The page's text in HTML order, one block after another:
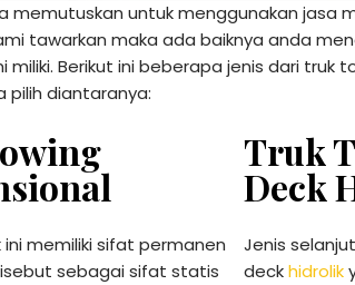
memutuskan untuk menggunakan jasa
tawarkan maka ada baiknya anda
miliki. Berikut ini beberapa jenis dari truk
pilih diantaranya:
ini memiliki sifat permanen
sebagai sifat statis
Truk
Deck
Jenis
deckhidrolik